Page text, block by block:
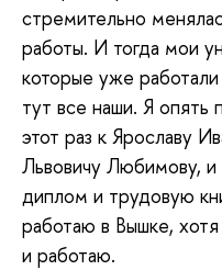
стремительно
работы. И тогда мои
которые уже
тут все наши. Я опять
этот раз к Ярославу
Львовичу Любимову,
диплом и трудовую
работаю в Вышке, хотя
и работаю.